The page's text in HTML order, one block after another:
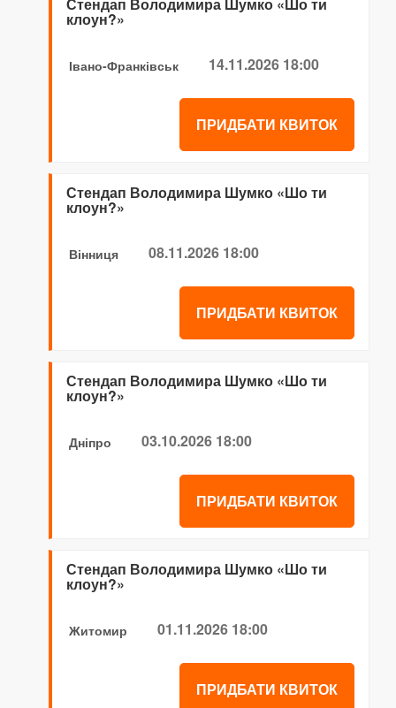
Стендап Володимира Шумко «Шо ти
клоун?»
Івано-Франківськ 14.11.2026 18:00
ПРИДБАТИ КВИТОК
Стендап Володимира Шумко «Шо ти
клоун?»
Вінниця 08.11.2026 18:00
ПРИДБАТИ КВИТОК
Стендап Володимира Шумко «Шо ти
клоун?»
Дніпро 03.10.2026 18:00
ПРИДБАТИ КВИТОК
Стендап Володимира Шумко «Шо ти
клоун?»
Житомир 01.11.2026 18:00
ПРИДБАТИ КВИТОК